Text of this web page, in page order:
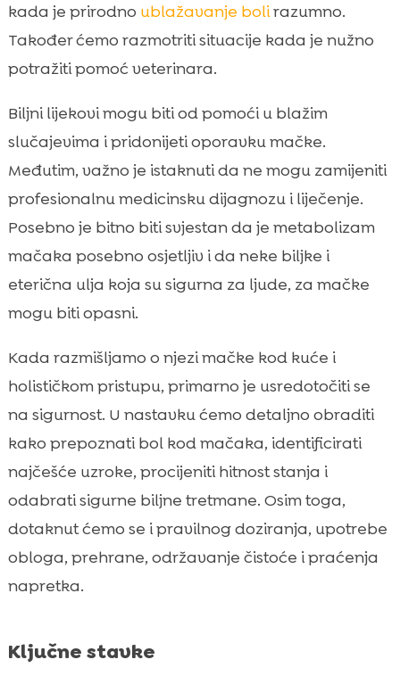
ublažavanje boli kod mačke biljem
Biljni pristup kod bolnih zglobova i artritisa
Prirodna podrška kod probavnih tegoba i
grčeva
Biljni pristup kod kožnih iritacija i svrbeža
koji uzrokuju nelagodu
Stres, tjeskoba i bol: kako ih povezujemo i
smanjujemo
 Kako pripremamo i doziramo biljne
pripravke na siguran način
 Toplina, hladni oblozi i druge kućne
metode uz bilje
prirodno uklapa CricksyCat
 Higijena i oporavak bez stresa: Purrfect Life
pijesak u svakodnevici
Plan praćenja: kako bilježimo napredak i
prilagođavamo pristup
Zaključak
kada je prirodno ublažavanje bolirazumno.
Također ćemo razmotriti situacije kada je nužno
potražiti pomoć veterinara.
Biljni lijekovi mogu biti od pomoći u blažim
slučajevima i pridonijeti oporavku mačke.
Međutim, važno je istaknuti da ne mogu zamijeniti
profesionalnu medicinsku dijagnozu i liječenje.
Posebno je bitno biti svjestan da je metabolizam
mačaka posebno osjetljiv i da neke biljke i
eterična ulja koja su sigurna za ljude, za mačke
mogu biti opasni.
Kada razmišljamo o njezi mačke kod kuće i
holističkom pristupu, primarno je usredotočiti se
na sigurnost. U nastavku ćemo detaljno obraditi
kako prepoznati bol kod mačaka, identificirati
najčešće uzroke, procijeniti hitnost stanja i
odabrati sigurne biljne tretmane. Osim toga,
dotaknut ćemo se i pravilnog doziranja, upotrebe
obloga, prehrane, održavanje čistoće i praćenja
napretka.
Ključne stavke